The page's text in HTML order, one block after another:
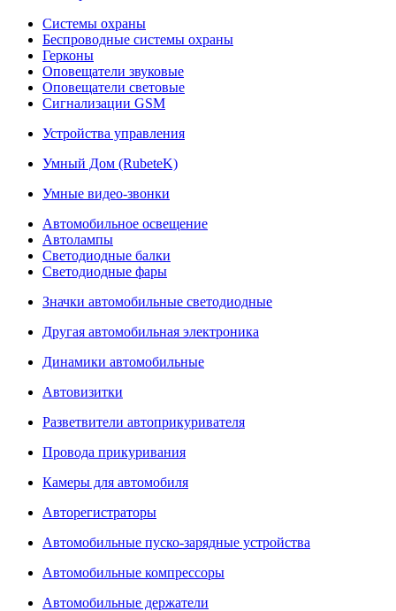
Системы охраны
Беспроводные системы охраны
Герконы
Оповещатели звуковые
Оповещатели световые
Сигнализации GSM
Устройства управления
Умный Дом (RubeteK)
Умные видео-звонки
Автомобильное освещение
Автолампы
Светодиодные балки
Светодиодные фары
Значки автомобильные светодиодные
Другая автомобильная электроника
Динамики автомобильные
Автовизитки
Разветвители автоприкуривателя
Провода прикуривания
Камеры для автомобиля
Авторегистраторы
Автомобильные пуско-зарядные устройства
Автомобильные компрессоры
Автомобильные держатели